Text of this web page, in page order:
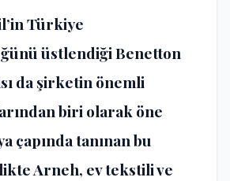
Türkiye
üstlendiği Benetton
da şirketin önemli
biri olarak öne
çapında tanınan bu
Arneh, ev tekstili ve